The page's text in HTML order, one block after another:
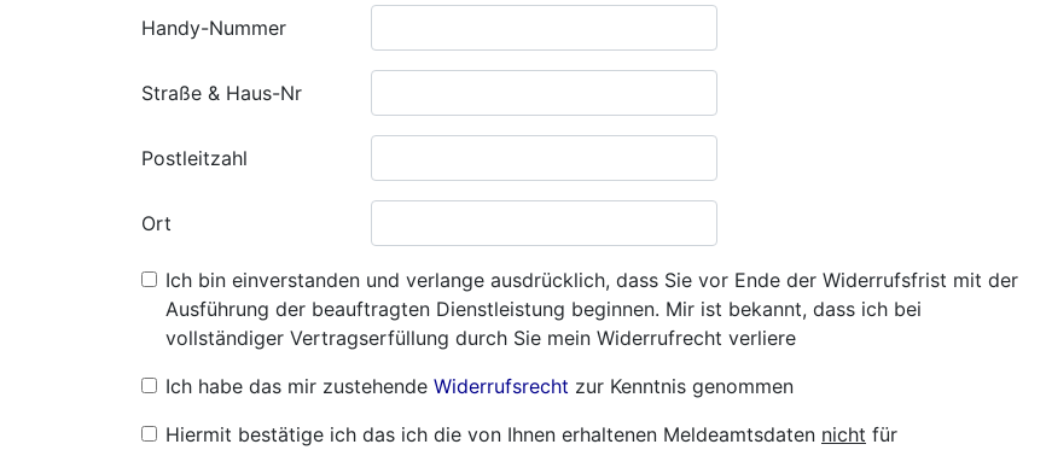
Handy-Nummer
Straße & Haus-Nr
Postleitzahl
Ort
Ich bin einverstanden und verlange ausdrücklich, dass Sie vor Ende der Widerrufsfrist mit der
Ausführung der beauftragten Dienstleistung beginnen. Mir ist bekannt, dass ich bei
vollständiger Vertragserfüllung durch Sie mein Widerrufrecht verliere
Ich habe das mir zustehende Widerrufsrecht zur Kenntnis genommen
Hiermit bestätige ich das ich die von Ihnen erhaltenen Meldeamtsdaten nicht für